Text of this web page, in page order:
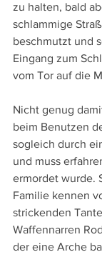
zu halten, bald
schlammige
beschmutzt und
Eingang zum
vom Tor auf die
Nicht genug
beim Benutzen
sogleich durch
und muss
ermordet wurde.
Familie kennen
strickenden
Waffennarren
der eine Arche